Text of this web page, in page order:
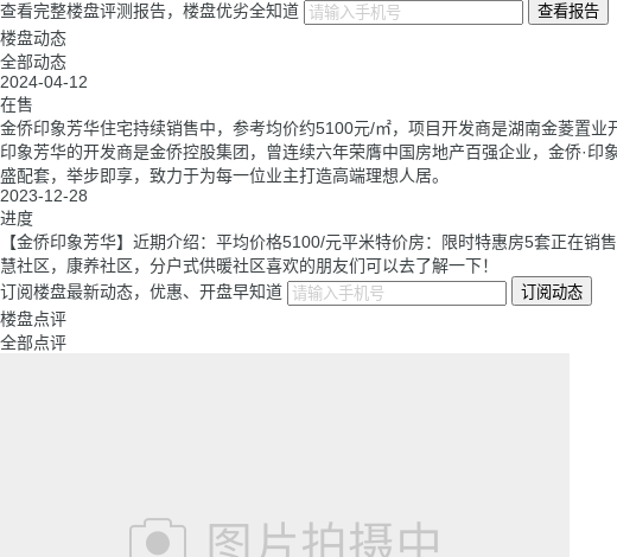
查看完整楼盘评测报告，楼盘优劣全知道
查看报告
楼盘动态
全部动态
2024-04-12
在售
金侨印象芳华住宅持续销售中，参考均价约5100元/㎡，项目开发商是湖南金菱置
印象芳华的开发商是金侨控股集团，曾连续六年荣膺中国房地产百强企业，金侨·
盛配套，举步即享，致力于为每一位业主打造高端理想人居。
2023-12-28
进度
【金侨印象芳华】近期介绍：平均价格5100/元平米特价房：限时特惠房5套正在
慧社区，康养社区，分户式供暖社区喜欢的朋友们可以去了解一下！
订阅楼盘最新动态，优惠、开盘早知道
订阅动态
楼盘点评
全部点评